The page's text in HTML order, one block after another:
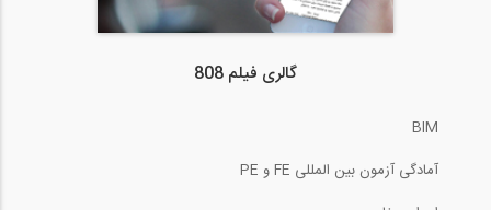
گالری فیلم 808
BIM
آمادگی آزمون بین المللی FE و PE